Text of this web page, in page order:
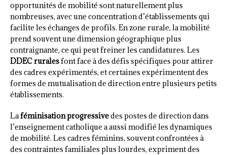
opportunités de mobilité sont naturellement plus
nombreuses, avec une concentration d’établissements qui
facilite les échanges de profils. En zone rurale, la mobilité
prend souvent une dimension géographique plus
contraignante, ce qui peut freiner les candidatures. Les
DDEC ruralesfont face à des défis spécifiques pour attirer
des cadres expérimentés, et certaines expérimentent des
formes de mutualisation de direction entre plusieurs petits
établissements.
Laféminisation progressivedes postes de direction dans
l’enseignement catholique a aussi modifié les dynamiques
de mobilité. Les cadres féminins, souvent confrontées à
des contraintes familiales plus lourdes, expriment des